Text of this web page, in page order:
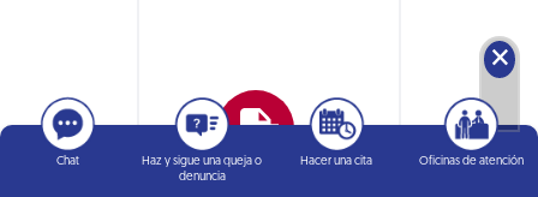
🗙
Chat
Haz y sigue una queja o
denuncia
Hacer una cita Oficinas de atención